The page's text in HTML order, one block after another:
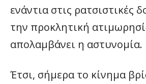
ενάντια στις ρατσιστικές
την προκλητική
απολαμβάνει η αστυνομία.
Έτσι, σήμερα το κίνημα